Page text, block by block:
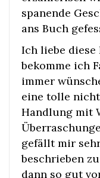
spanende
ans Buch
Ich liebe
bekomme ich
immer
eine tolle
Handlung mit
gefällt mir
beschrieben
dann so gut